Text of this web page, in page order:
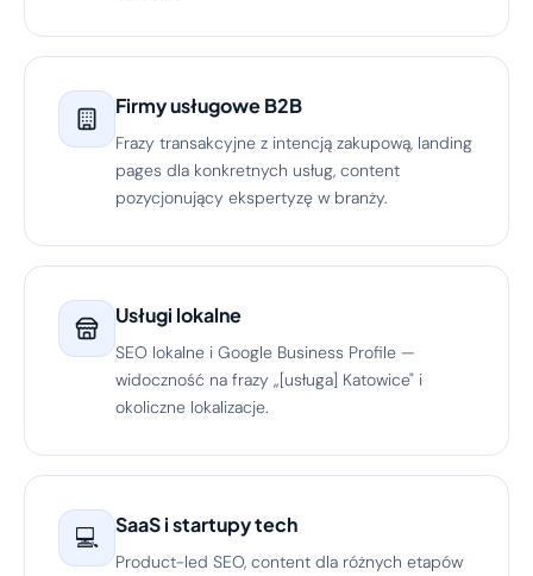
Firmy usługowe B2B
Frazy transakcyjne z intencją zakupową, landing
pages dla konkretnych usług, content
pozycjonujący ekspertyzę w branży.
Usługi lokalne
SEO lokalne i Google Business Profile —
widoczność na frazy „[usługa] Katowice" i
okoliczne lokalizacje.
💻 SaaS i startupy tech
Product-led SEO, content dla różnych etapów